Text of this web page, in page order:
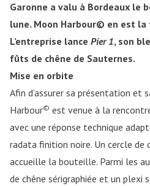
Garonne a valu à Bordeaux le
lune. Moon Harbour© en est
L’entreprise lance Pier 1, son
fûts de chêne de Sauternes.
Mise en orbite
Afin d’assurer sa présentation et
Harbour© est venue à la
avec une réponse technique
radata finition noire. Un cercle de
accueille la bouteille. Parmi les
de chêne sérigraphiée et un plexi